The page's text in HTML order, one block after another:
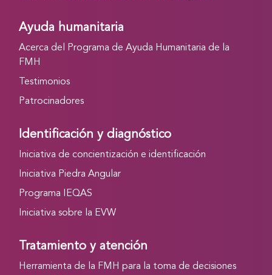
Ayuda humanitaria
Acerca del Programa de Ayuda Humanitaria de la
FMH
Testimonios
Patrocinadores
Identificación y diagnóstico
Iniciativa de concientización e identificación
Iniciativa Piedra Angular
Programa IEQAS
Iniciativa sobre la EVW
Tratamiento y atención
Herramienta de la FMH para la toma de decisiones